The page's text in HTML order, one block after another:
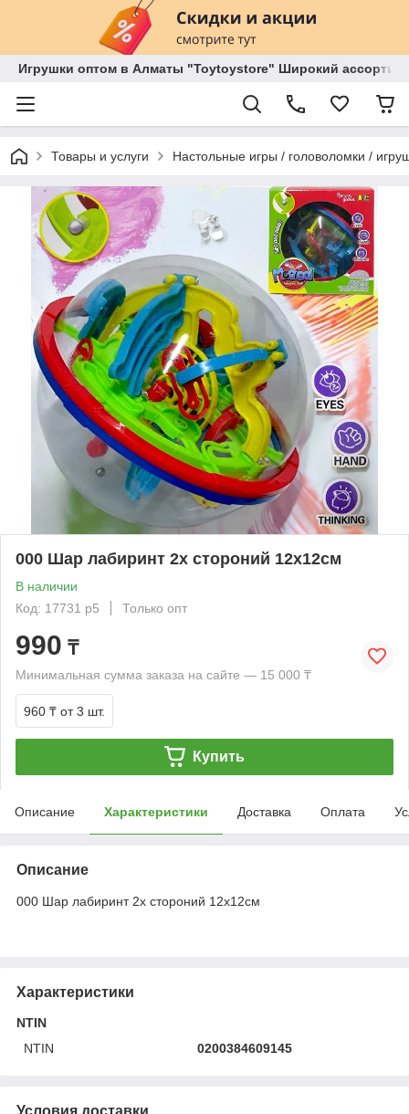
Игрушки оптом в Алматы "Toytoystore" Широкий
Товары и услуги Настольные игры / головоломки /
000 Шар лабиринт 2х стороний 12х12см
В наличии
Код: 17731 р5
Только опт
990 ₸
Минимальная сумма заказа на сайте — 15 000 ₸
960 ₸ от 3 шт.
Купить
Описание Характеристики Доставка Оплата
Описание
000 Шар лабиринт 2х стороний 12х12см
Характеристики
NTIN
NTIN
0200384609145
Условия доставки